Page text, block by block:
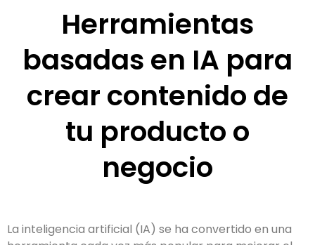
Herramientas
basadas en IA para
crear contenido de
tu producto o
negocio
La inteligencia artificial (IA) se ha convertido en una